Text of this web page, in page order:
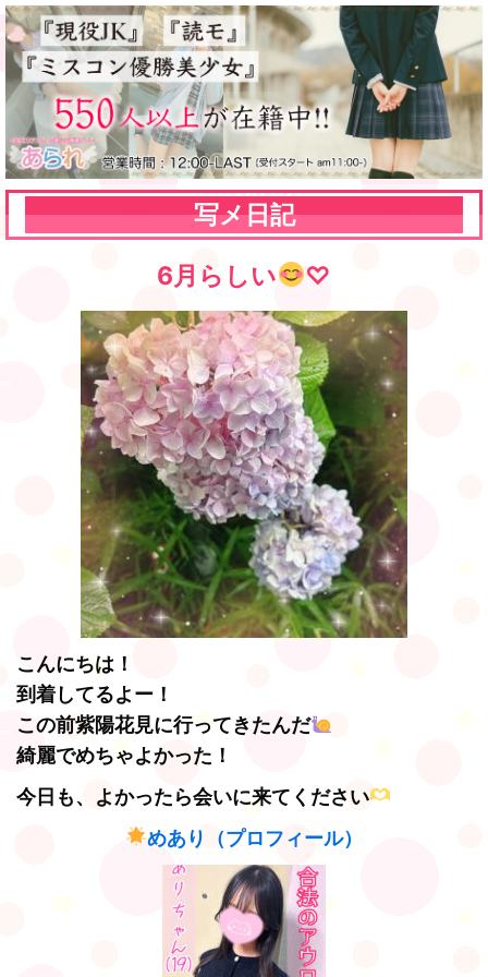
写メ日記
6月らしい
♡
こんにちは！
到着してるよー！
この前紫陽花見に行ってきたんだ
綺麗でめちゃよかった！
今日も、よかったら会いに来てください
めあり（プロフィール）